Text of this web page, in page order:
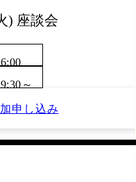
) 座談会
～
申し込み